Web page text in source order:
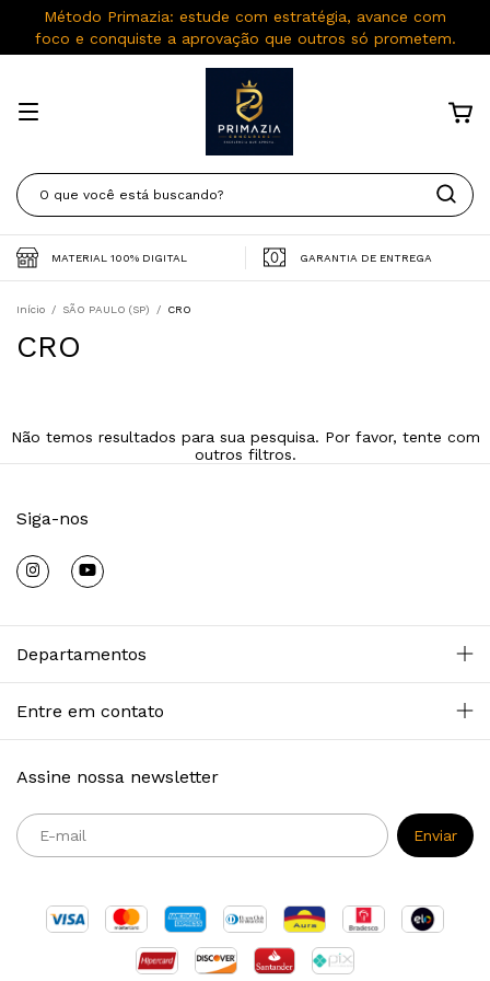
Método Primazia: estude com estratégia, avance com
foco e conquiste a aprovação que outros só prometem.
MATERIAL 100% DIGITAL GARANTIA DE ENTREGA
Início / SÃO PAULO (SP) / CRO
CRO
Não temos resultados para sua pesquisa. Por favor, tente com
outros filtros.
Siga-nos
Departamentos
Entre em contato
Assine nossa newsletter